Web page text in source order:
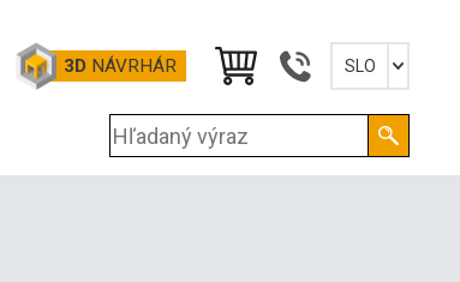
3D NÁVRHÁR SLO
English